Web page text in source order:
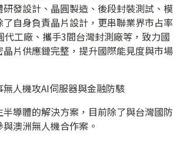
發設計、晶圓製造、後段封裝測試、模
自身負責晶片設計，更串聯業界市占率
代工廠、攜手3間台灣封測廠等，致力國
片供應鏈完整，提升國際能見度與市場
人機攻AI伺服器與金融防駭
導體的解決方案，目前除了與台灣國防
澳洲無人機合作案。